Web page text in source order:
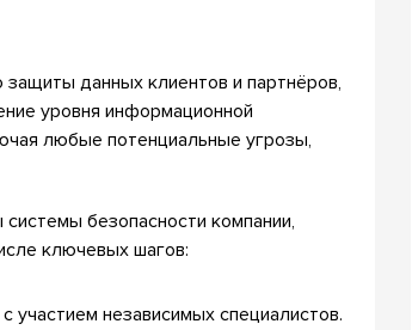
данных клиентов и партнёров,
уровня информационной
любые потенциальные угрозы,
безопасности компании,
ключевых шагов:
участием независимых специалистов.